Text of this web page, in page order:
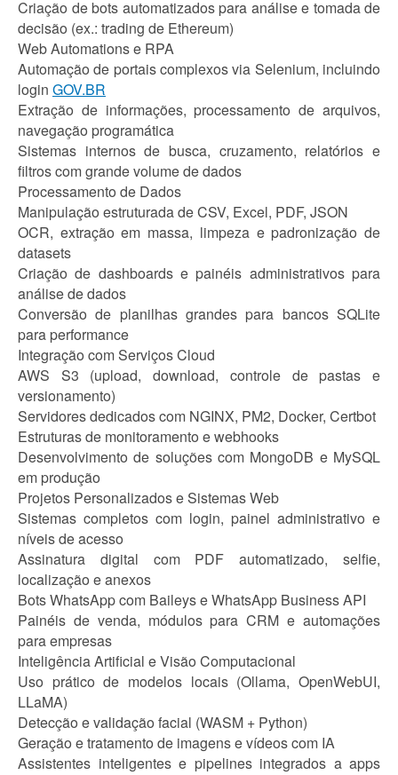
Criação de bots automatizados para análise e tomada de
decisão (ex.: trading de Ethereum)
Web Automations e RPA
Automação de portais complexos via Selenium, incluindo
login GOV.BR
Extração de informações, processamento de arquivos,
navegação programática
Sistemas internos de busca, cruzamento, relatórios e
filtros com grande volume de dados
Processamento de Dados
Manipulação estruturada de CSV, Excel, PDF, JSON
OCR, extração em massa, limpeza e padronização de
datasets
Criação de dashboards e painéis administrativos para
análise de dados
Conversão de planilhas grandes para bancos SQLite
para performance
Integração com Serviços Cloud
AWS S3 (upload, download, controle de pastas e
versionamento)
Servidores dedicados com NGINX, PM2, Docker, Certbot
Estruturas de monitoramento e webhooks
Desenvolvimento de soluções com MongoDB e MySQL
em produção
Projetos Personalizados e Sistemas Web
Sistemas completos com login, painel administrativo e
níveis de acesso
Assinatura digital com PDF automatizado, selfie,
localização e anexos
Bots WhatsApp com Baileys e WhatsApp Business API
Painéis de venda, módulos para CRM e automações
para empresas
Inteligência Artificial e Visão Computacional
Uso prático de modelos locais (Ollama, OpenWebUI,
LLaMA)
Detecção e validação facial (WASM + Python)
Geração e tratamento de imagens e vídeos com IA
Assistentes inteligentes e pipelines integrados a apps